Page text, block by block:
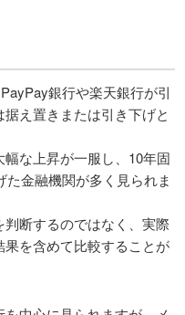
銀行や楽天銀行が引
え置きまたは引き下げと
な上昇が一服し、10年固
金融機関が多く見られま
断するのではなく、実際
を含めて比較することが